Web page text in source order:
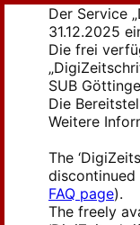
Der Service
31.12.2025
Die frei
SUB
Die
Weitere
The
discontinued
FAQ page).
The freely